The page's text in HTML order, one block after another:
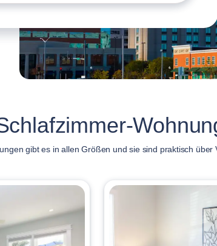
gibt es in allen Größen und sie sind praktisch über